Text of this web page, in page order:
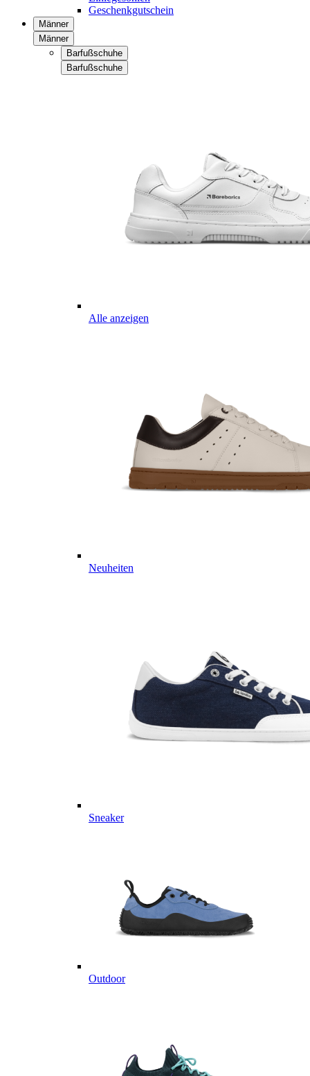
Geschenkgutschein
Männer
Männer
Barfußschuhe
Barfußschuhe
Alle anzeigen
Neuheiten
Sneaker
Outdoor